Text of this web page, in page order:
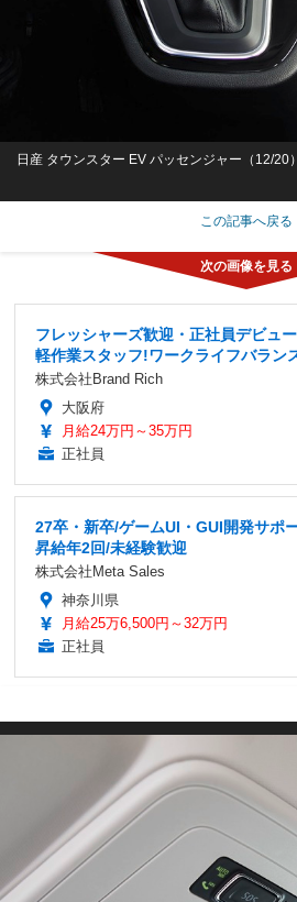
日産 タウンスター EV パッセンジャー（12/20）
この記事へ戻る
フレッシャーズ歓迎・正社員デビュ
軽作業スタッフ!ワークライフバラン
株式会社Brand Rich
大阪府
月給24万円～35万円
正社員
27卒・新卒/ゲームUI・GUI開発サポ
昇給年2回/未経験歓迎
株式会社Meta Sales
神奈川県
月給25万6,500円～32万円
正社員